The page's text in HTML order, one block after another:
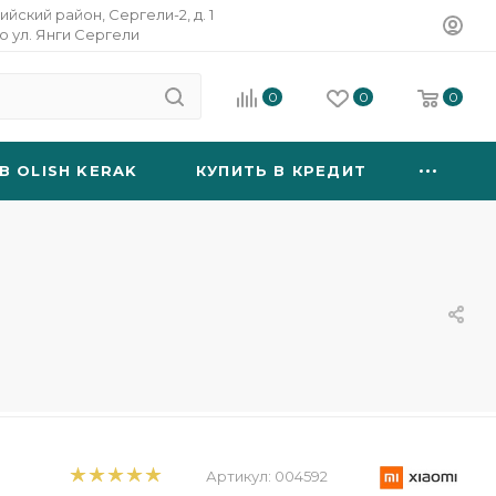
район, Сергели-2, д. 1
ул. Янги Сергели
0 0 0
OLISH KERAK КУПИТЬ В КРЕДИТ
Артикул: 004592